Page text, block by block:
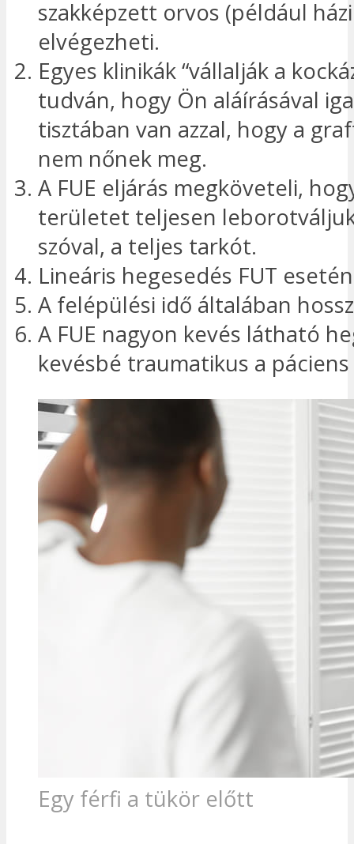
szakképzett orvos (például
elvégezheti.
Egyes klinikák “vállalják a
tudván, hogy Ön aláírásával
tisztában van azzal, hogy a
nem nőnek meg.
A FUE eljárás megköveteli,
területet teljesen
szóval, a teljes tarkót.
Lineáris hegesedés FUT esetén
A felépülési idő általában
A FUE nagyon kevés látható
kevésbé traumatikus a páciens
Egy férfi a tükör előtt